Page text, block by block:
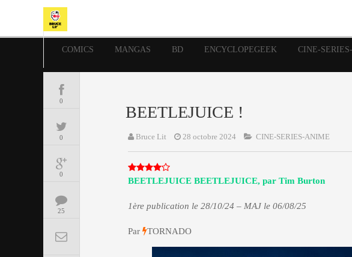
COMICS MANGAS BD ENCYCLOPEGEEK CINE-
0
0
0
25
BEETLEJUICE !
Bruce Lit 28 octobre 2024 CINE-SERIES-ANIME
BEETLEJUICE BEETLEJUICE, par Tim Burton
1ère publication le 28/10/24 – MAJ le 06/08/25
Par TORNADO